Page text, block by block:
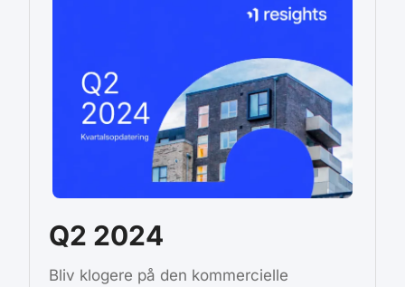
Q2 2024
Bliv klogere på den kommercielle